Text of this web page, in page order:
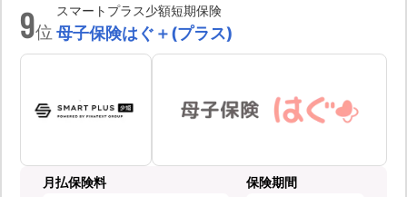
9位
スマートプラス少額短期保険
母子保険はぐ＋(プラス)
月払保険料
保険期間